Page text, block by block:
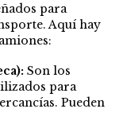
para
Aquí hay
Son los
para
Pueden